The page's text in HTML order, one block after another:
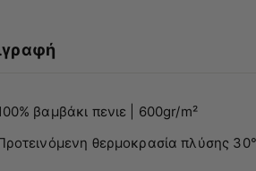
βαμβάκι πενιε | 600gr/m²
θερμοκρασία πλύσης